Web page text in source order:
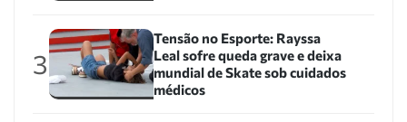
3
Tensão no Esporte: Rayssa
Leal sofre queda grave e deixa
mundial de Skate sob cuidados
médicos